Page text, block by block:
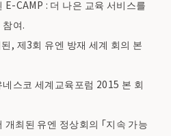
CAMP : 더 나은 교육 서비스를
여.
, 제3회 유엔 방재 세계 회의 본
스코 세계교육포럼 2015 본 회
최된 유엔 정상회의 「지속 가능